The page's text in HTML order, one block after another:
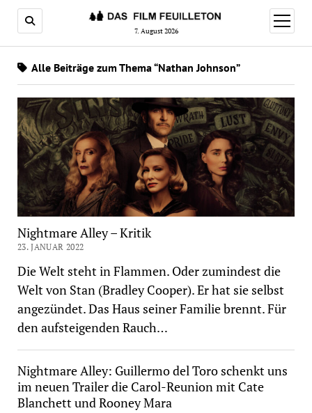
7. August 2026
Menü
öffnen
Alle Beiträge zum Thema “Nathan Johnson”
Nightmare Alley – Kritik
23. JANUAR 2022
Die Welt steht in Flammen. Oder zumindest die
Welt von Stan (Bradley Cooper). Er hat sie selbst
angezündet. Das Haus seiner Familie brennt. Für
den aufsteigenden Rauch…
Nightmare Alley: Guillermo del Toro schenkt uns
im neuen Trailer die Carol-Reunion mit Cate
Blanchett und Rooney Mara